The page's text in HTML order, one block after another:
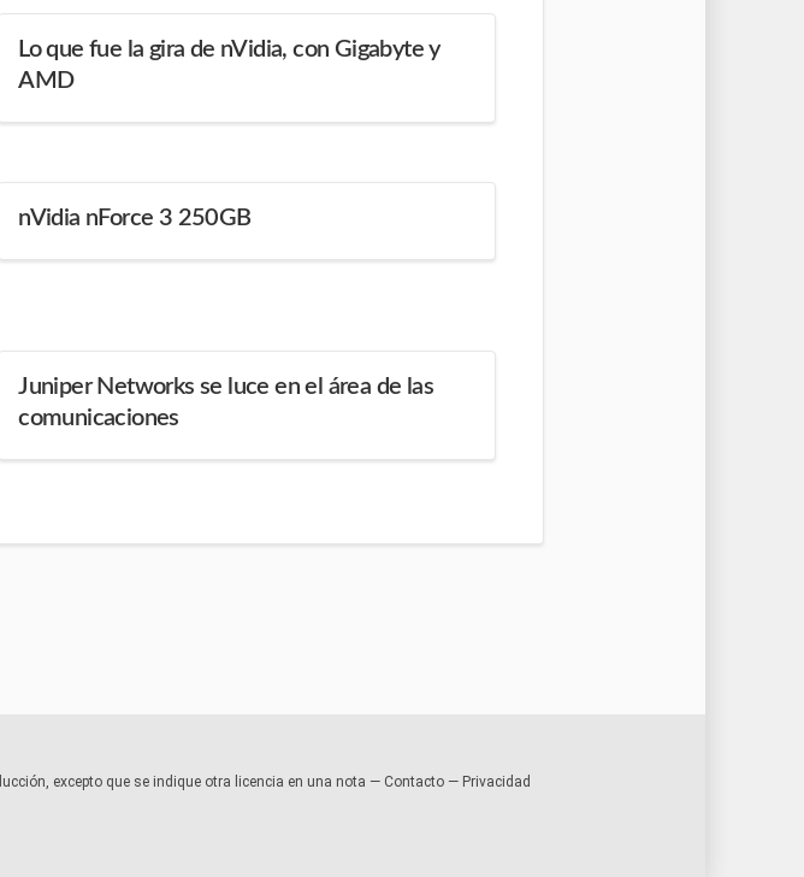
Lo que fue la gira de nVidia, con Gigabyte y
AMD
nVidia nForce 3 250GB
Juniper Networks se luce en el área de las
comunicaciones
excepto que se indique otra licencia en una nota — Contacto — Privacidad